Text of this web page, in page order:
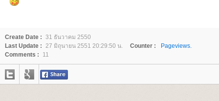
Create Date : 31 ธันวาคม 2550
Last Update : 27 มิถุนายน 2551 20:29:50 น. Counter :
Pageviews.
Comments :
11